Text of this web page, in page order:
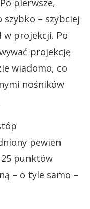
szybko – szybciej
w projekcji. Po
projekcję
wiadomo, co
nośników
pewien
punktów
– o tyle samo –